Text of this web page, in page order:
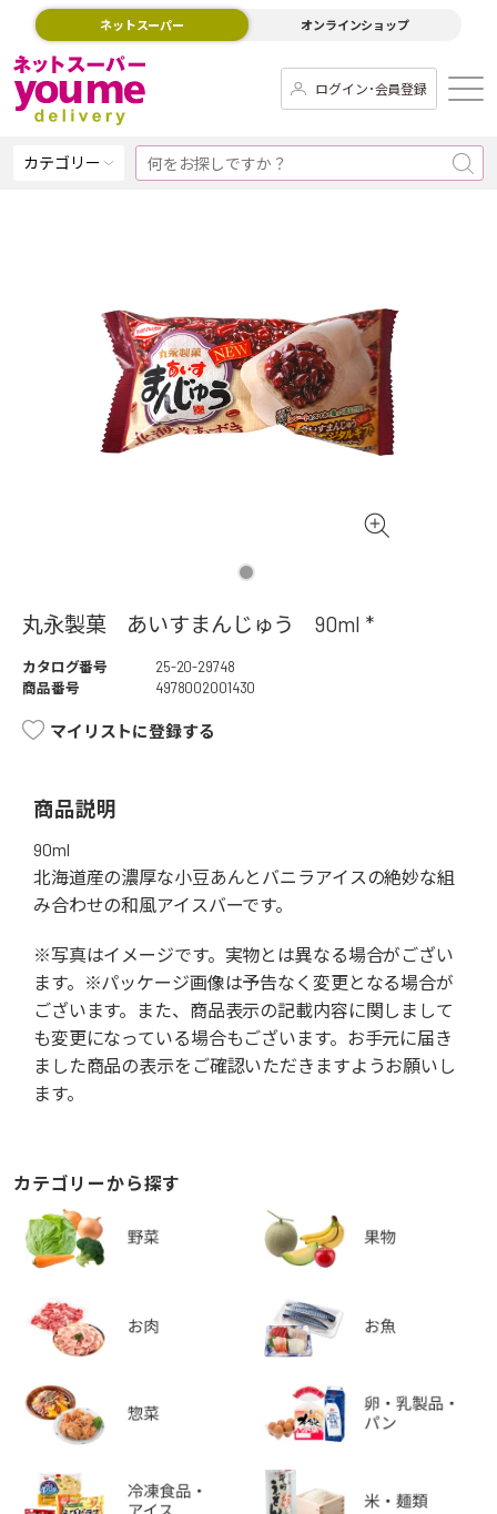
ネットスーパー オンラインショップ
ログイン･会員登録
カテゴリー
丸永製菓 あいすまんじゅう 90ml *
カタログ番号
25-20-29748
商品番号
4978002001430
マイリストに登録する
商品説明
90ml
北海道産の濃厚な小豆あんとバニラアイスの絶妙な組
み合わせの和風アイスバーです。
※写真はイメージです。実物とは異なる場合がござい
ます。※パッケージ画像は予告なく変更となる場合が
ございます。また、商品表示の記載内容に関しまして
も変更になっている場合もございます。お手元に届き
ました商品の表示をご確認いただきますようお願いし
ます。
カテゴリーから探す